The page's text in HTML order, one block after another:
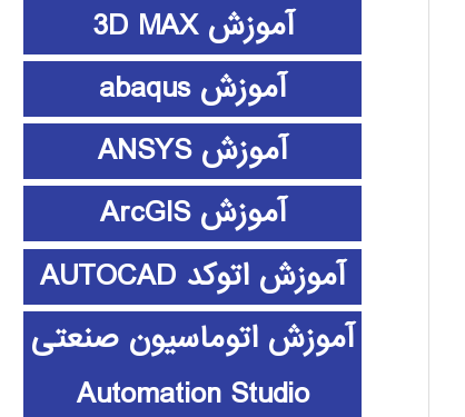
آموزش 3D MAX
آموزش abaqus
آموزش ANSYS
آموزش ArcGIS
آموزش اتوکد AUTOCAD
آموزش اتوماسیون صنعتی
Automation Studio